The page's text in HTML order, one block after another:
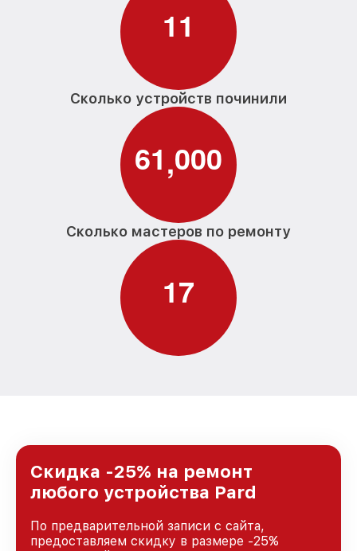
11
Сколько устройств починили
61,000
Сколько мастеров по ремонту
17
Скидка -25% на ремонт
любого устройства Pard
По предварительной записи с сайта,
предоставляем скидку в размере -25%